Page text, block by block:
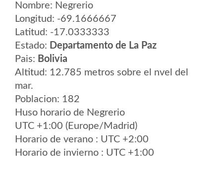
Nombre: Negrerio
Longitud: -69.1666667
Latitud: -17.0333333
Estado: Departamento de La Paz
Pais: Bolivia
Altitud: 12.785 metros sobre el nvel del
mar.
Poblacion: 182
Huso horario de Negrerio
UTC +1:00 (Europe/Madrid)
Horario de verano : UTC +2:00
Horario de invierno : UTC +1:00